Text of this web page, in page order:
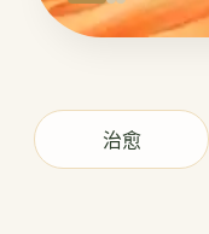
治愈